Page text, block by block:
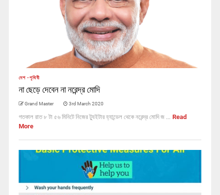
দেশ -পৃথিবী
না ছেড়ে দেবেন না নরেন্দ্র মোদি
Grand Master 3rd March 2020
গতকাল রাত ৮ টা ৫৬ মিনিটে নিজের ট্যুইটার হ্যান্ডেল থেকে নরেন্দ্র মোদি জ ... Read
More